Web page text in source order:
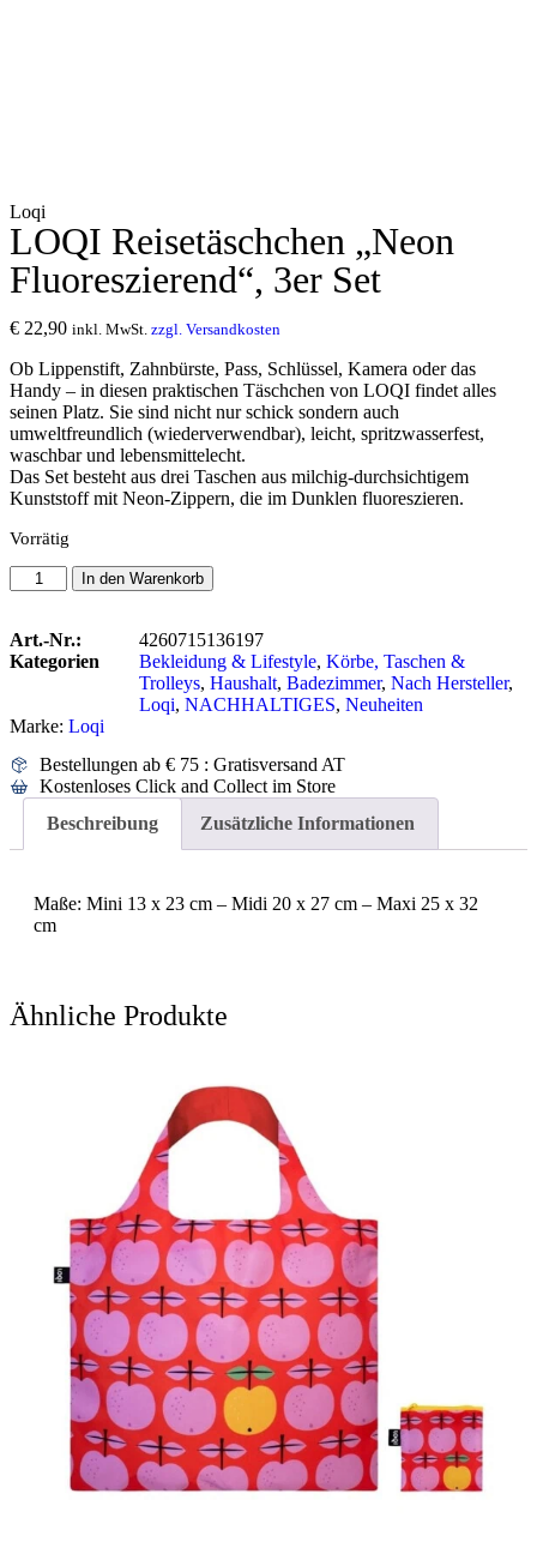
Loqi
LOQI Reisetäschchen „Neon
Fluoreszierend“, 3er Set
€ 22,90 inkl. MwSt. zzgl. Versandkosten
Ob Lippenstift, Zahnbürste, Pass, Schlüssel, Kamera oder das
Handy – in diesen praktischen Täschchen von LOQI findet alles
seinen Platz. Sie sind nicht nur schick sondern auch
umweltfreundlich (wiederverwendbar), leicht, spritzwasserfest,
waschbar und lebensmittelecht.
Das Set besteht aus drei Taschen aus milchig-durchsichtigem
Kunststoff mit Neon-Zippern, die im Dunklen fluoreszieren.
Vorrätig
In den Warenkorb
Art.-Nr.:
4260715136197
Kategorien
Bekleidung & Lifestyle, Körbe, Taschen &
Trolleys, Haushalt, Badezimmer, Nach Hersteller,
Loqi, NACHHALTIGES, Neuheiten
Marke: Loqi
Bestellungen ab € 75 : Gratisversand AT
Kostenloses Click and Collect im Store
Beschreibung
Zusätzliche Informationen
Maße: Mini 13 x 23 cm – Midi 20 x 27 cm – Maxi 25 x 32
cm
Ähnliche Produkte